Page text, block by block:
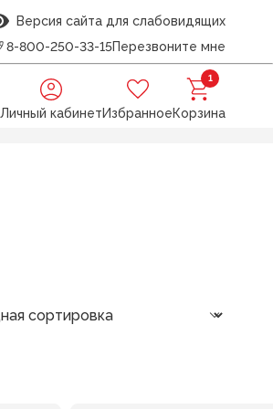
Версия сайта для слабовидящих
8-800-250-33-15Перезвоните мне
Личный кабинетИзбранное
1
Корзина